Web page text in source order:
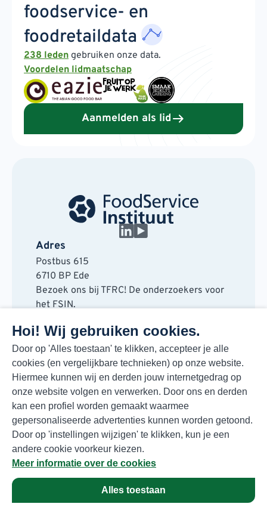
Hoi! Wij gebruiken cookies.
Door op 'Alles toestaan' te klikken, accepteer je alle
cookies (en vergelijkbare technieken) op onze website.
Hiermee kunnen wij en derden jouw internetgedrag op
onze website volgen en verwerken. Door ons en derden
kan een profiel worden gemaakt waarmee
gepersonaliseerde advertenties kunnen worden getoond.
Door op 'instellingen wijzigen' te klikken, kun je een
andere cookie voorkeur kiezen.
Meer informatie over de cookies
Alles toestaan
foodservice- en
foodretaildata
238 leden gebruiken onze data.
Voordelen lidmaatschap
Aanmelden als lid
Adres
Postbus 615
6710 BP Ede
Bezoek ons bij TFRC! De onderzoekers voor
het FSIN.
6717 LT Ede
Contact
088 730 48 00
info@fsin.nl
Nieuwsbrief
Elke maand de beste insights en outlooks
voor de foodmarkt!
Inschrijven
© Copyright 2026 FSIN